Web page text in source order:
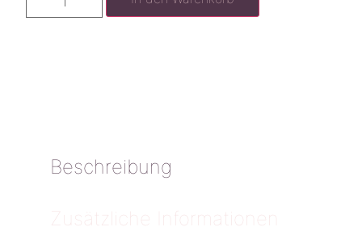
Beschreibung
Zusätzliche Informationen